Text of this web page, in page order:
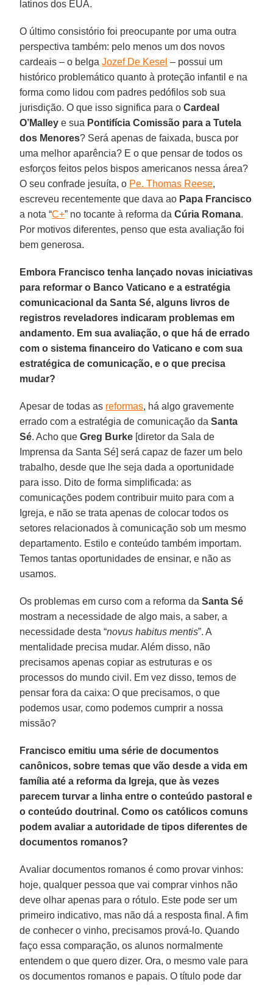
latinos dos EUA.
O último consistório foi preocupante por uma outra
perspectiva também: pelo menos um dos novos
cardeais – o belgaJozef De Kesel – possui um
histórico problemático quanto à proteção infantil e na
forma como lidou com padres pedófilos sob sua
jurisdição. O que isso significa para oCardeal
O’Malley e sua Pontifícia Comissão para a Tutela
dos Menores? Será apenas de faixada, busca por
uma melhor aparência? E o que pensar de todos os
esforços feitos pelos bispos americanos nessa área?
O seu confrade jesuíta, o Pe. Thomas Reese,
escreveu recentemente que dava ao Papa Francisco
a nota “C+” no tocante à reforma daCúria Romana.
Por motivos diferentes, penso que esta avaliação foi
bem generosa.
Embora Francisco tenha lançado novas iniciativas
para reformar o Banco Vaticano e a estratégia
comunicacional da Santa Sé, alguns livros de
registros reveladores indicaram problemas em
andamento. Em sua avaliação, o que há de errado
com o sistema financeiro do Vaticano e com sua
estratégica de comunicação, e o que precisa
mudar?
Apesar de todas as reformas, há algo gravemente
errado com a estratégia de comunicação daSanta
Sé. Acho queGreg Burke [diretor da Sala de
Imprensa da Santa Sé] será capaz de fazer um belo
trabalho, desde que lhe seja dada a oportunidade
para isso. Dito de forma simplificada: as
comunicações podem contribuir muito para com a
Igreja, e não se trata apenas de colocar todos os
setores relacionados à comunicação sob um mesmo
departamento. Estilo e conteúdo também importam.
Temos tantas oportunidades de ensinar, e não as
usamos.
Os problemas em curso com a reforma daSanta Sé
mostram a necessidade de algo mais, a saber, a
necessidade desta “novus habitus mentis”. A
mentalidade precisa mudar. Além disso, não
precisamos apenas copiar as estruturas e os
processos do mundo civil. Em vez disso, temos de
pensar fora da caixa: O que precisamos, o que
podemos usar, como podemos cumprir a nossa
missão?
Francisco emitiu uma série de documentos
canônicos, sobre temas que vão desde a vida em
família até a reforma da Igreja, que às vezes
parecem turvar a linha entre o conteúdo pastoral e
o conteúdo doutrinal. Como os católicos comuns
podem avaliar a autoridade de tipos diferentes de
documentos romanos?
Avaliar documentos romanos é como provar vinhos:
hoje, qualquer pessoa que vai comprar vinhos não
deve olhar apenas para o rótulo. Este pode ser um
primeiro indicativo, mas não dá a resposta final. A fim
de conhecer o vinho, precisamos prová-lo. Quando
faço essa comparação, os alunos normalmente
entendem o que quero dizer. Ora, o mesmo vale para
os documentos romanos e papais. O título pode dar